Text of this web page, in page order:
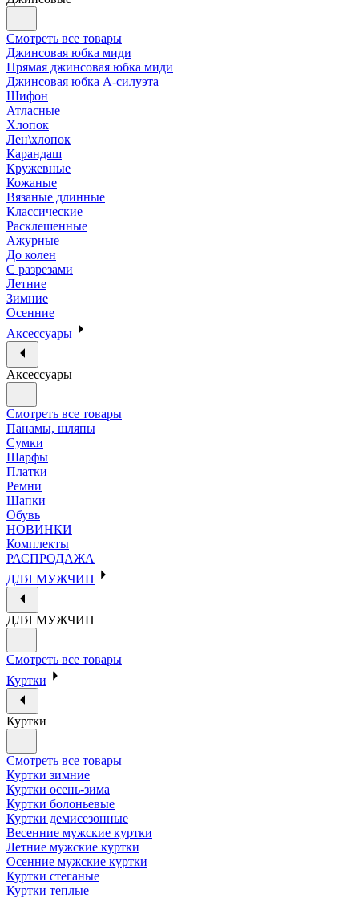
Смотреть все товары
Джинсовая юбка миди
Прямая джинсовая юбка миди
Джинсовая юбка А-силуэта
Шифон
Атласные
Хлопок
Лен\хлопок
Карандаш
Кружевные
Кожаные
Вязаные длинные
Классические
Расклешенные
Ажурные
До колен
С разрезами
Летние
Зимние
Осенние
Аксессуары
Аксессуары
Смотреть все товары
Панамы, шляпы
Сумки
Шарфы
Платки
Ремни
Шапки
Обувь
НОВИНКИ
Комплекты
РАСПРОДАЖА
ДЛЯ МУЖЧИН
ДЛЯ МУЖЧИН
Смотреть все товары
Куртки
Куртки
Смотреть все товары
Куртки зимние
Куртки осень-зима
Куртки болоньевые
Куртки демисезонные
Весенние мужские куртки
Летние мужские куртки
Осенние мужские куртки
Куртки стеганые
Куртки теплые